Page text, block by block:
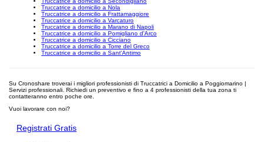
Truccatrice a domicilio a Nola
Truccatrice a domicilio a Frattamaggiore
Truccatrice a domicilio a Varcaturo
Truccatrice a domicilio a Marano di Napoli
Truccatrice a domicilio a Pomigliano d'Arco
Truccatrice a domicilio a Cicciano
Truccatrice a domicilio a Torre del Greco
Truccatrice a domicilio a Sant'Antimo
Su Cronoshare troverai i migliori professionisti di Truccatrici a Domicilio a Poggiomarino |
Servizi professionali. Richiedi un preventivo e fino a 4 professionisti della tua zona ti
contatteranno entro poche ore.
Vuoi lavorare con noi?
Registrati Gratis